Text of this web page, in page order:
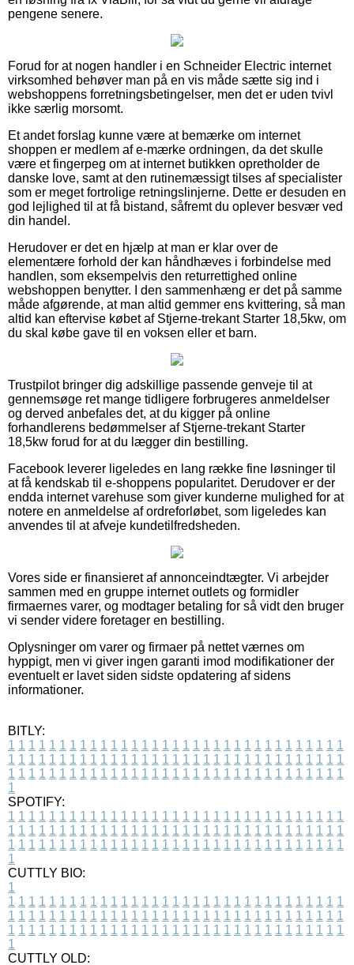
pengene senere.
Forud for at nogen handler i en Schneider Electric internet
virksomhed behøver man på en vis måde sætte sig ind i
webshoppens forretningsbetingelser, men det er uden tvivl
ikke særlig morsomt.
Et andet forslag kunne være at bemærke om internet
shoppen er medlem af e-mærke ordningen, da det skulle
være et fingerpeg om at internet butikken opretholder de
danske love, samt at den rutinemæssigt tilses af specialister
som er meget fortrolige retningslinjerne. Dette er desuden en
god lejlighed til at få bistand, såfremt du oplever besvær ved
din handel.
Herudover er det en hjælp at man er klar over de
elementære forhold der kan håndhæves i forbindelse med
handlen, som eksempelvis den returrettighed online
webshoppen benytter. I den sammenhæng er det på samme
måde afgørende, at man altid gemmer ens kvittering, så man
altid kan eftervise købet af Stjerne-trekant Starter 18,5kw, om
du skal købe gave til en voksen eller et barn.
Trustpilot bringer dig adskillige passende genveje til at
gennemsøge ret mange tidligere forbrugeres anmeldelser
og derved anbefales det, at du kigger på online
forhandlerens bedømmelser af Stjerne-trekant Starter
18,5kw forud for at du lægger din bestilling.
Facebook leverer ligeledes en lang række fine løsninger til
at få kendskab til e-shoppens popularitet. Derudover er der
endda internet varehuse som giver kunderne mulighed for at
notere en anmeldelse af ordreforløbet, som ligeledes kan
anvendes til at afveje kundetilfredsheden.
Vores side er finansieret af annonceindtægter. Vi arbejder
sammen med en gruppe internet outlets og formidler
firmaernes varer, og modtager betaling for så vidt den bruger
vi sender videre foretager en bestilling.
Oplysninger om varer og firmaer på nettet værnes om
hyppigt, men vi giver ingen garanti imod modifikationer der
eventuelt er lavet siden sidste opdatering af sidens
informationer.
BITLY:
1 1 1 1 1 1 1 1 1 1 1 1 1 1 1 1 1 1 1 1 1 1 1 1 1 1 1 1 1 1 1 1 1
1 1 1 1 1 1 1 1 1 1 1 1 1 1 1 1 1 1 1 1 1 1 1 1 1 1 1 1 1 1 1 1 1
1 1 1 1 1 1 1 1 1 1 1 1 1 1 1 1 1 1 1 1 1 1 1 1 1 1 1 1 1 1 1 1 1
1
SPOTIFY:
1 1 1 1 1 1 1 1 1 1 1 1 1 1 1 1 1 1 1 1 1 1 1 1 1 1 1 1 1 1 1 1 1
1 1 1 1 1 1 1 1 1 1 1 1 1 1 1 1 1 1 1 1 1 1 1 1 1 1 1 1 1 1 1 1 1
1 1 1 1 1 1 1 1 1 1 1 1 1 1 1 1 1 1 1 1 1 1 1 1 1 1 1 1 1 1 1 1 1
1
CUTTLY BIO:
1
1 1 1 1 1 1 1 1 1 1 1 1 1 1 1 1 1 1 1 1 1 1 1 1 1 1 1 1 1 1 1 1 1
1 1 1 1 1 1 1 1 1 1 1 1 1 1 1 1 1 1 1 1 1 1 1 1 1 1 1 1 1 1 1 1 1
1 1 1 1 1 1 1 1 1 1 1 1 1 1 1 1 1 1 1 1 1 1 1 1 1 1 1 1 1 1 1 1 1
1
CUTTLY OLD: